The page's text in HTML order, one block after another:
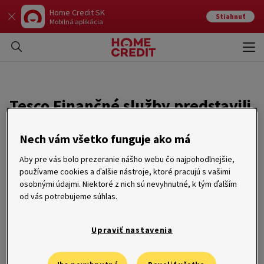
Home Credit SK
Mobilná aplikácia
Stiahnuť
Tesco Finančné služby predstavili
27. 08. 2015
Tesco Finančné služby spustili novú televíznu kampaň, ktorá
má značku viac priblížiť zákazníkom a predstaviť dve základné
hodnoty značky – transparentnosť a výhodnosť. Nové reklamy
služieb – hotovostnú pôžičku, ktorá za riadne splácanie
garantuje úrokovú sadzu nižšiu, ako je bankový priemer. Nová
komunikácie značky.
Nech vám všetko funguje ako má
Aby pre vás bolo prezeranie nášho webu čo najpohodlnejšie,
používame cookies a ďalšie nástroje, ktoré pracujú s vašimi
osobnými údajmi. Niektoré z nich sú nevyhnutné, k tým ďalším
od vás potrebujeme súhlas.
Upraviť nastavenia